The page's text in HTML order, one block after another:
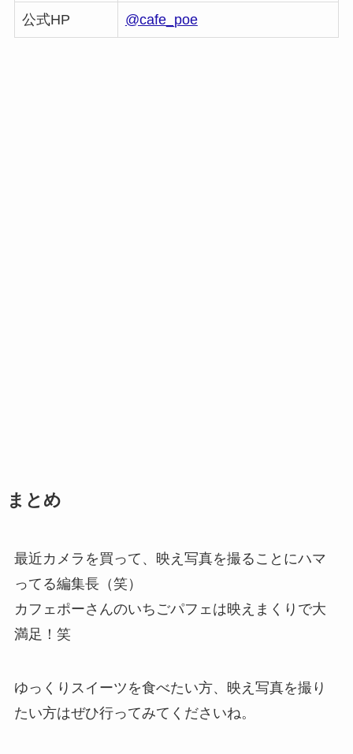
公式HP @cafe_poe
まとめ
最近カメラを買って、映え写真を撮ることにハマ
ってる編集長（笑）
カフェポーさんのいちごパフェは映えまくりで大
満足！笑
ゆっくりスイーツを食べたい方、映え写真を撮り
たい方はぜひ行ってみてくださいね。